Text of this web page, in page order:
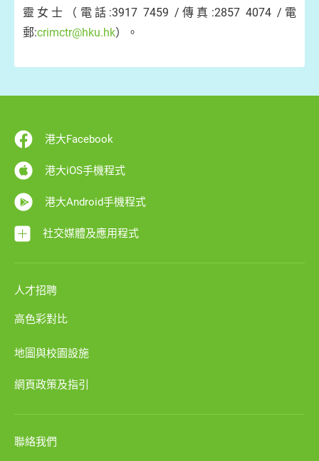
靈女士（電話:3917 7459 /傳真:2857 4074 /電
郵:crimctr@hku.hk）。
港大Facebook
港大iOS手機程式
港大Android手機程式
社交媒體及應用程式
人才招聘
高色彩對比
地圖與校園設施
網頁政策及指引
聯絡我們